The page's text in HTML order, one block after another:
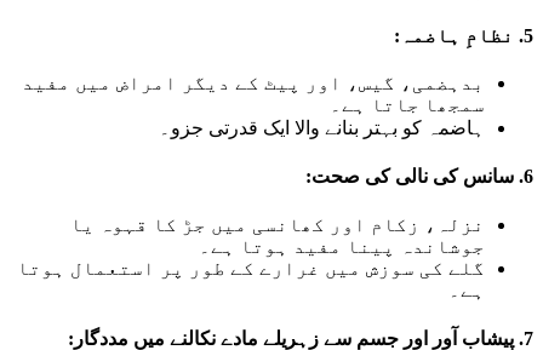
5. نظامِ ہاضمہ:
بدہضمی، گیس، اور پیٹ کے دیگر امراض میں مفید
سمجھا جاتا ہے۔
ہاضمہ کو بہتر بنانے والا ایک قدرتی جزو۔
6. سانس کی نالی کی صحت:
نزلہ، زکام اور کھانسی میں جڑ کا قہوہ یا
جوشاندہ پینا مفید ہوتا ہے۔
گلے کی سوزش میں غرارے کے طور پر استعمال ہوتا
ہے۔
7. پیشاب آور اور جسم سے زہریلے مادے نکالنے میں مددگار: